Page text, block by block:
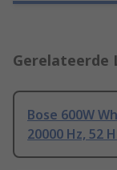
Gerelateerde
Bose 600W
20000 Hz, 52